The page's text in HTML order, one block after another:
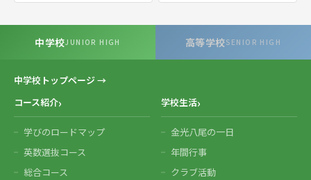
中学校JUNIOR HIGH 高等学校SENIOR HIGH
中学校トップページ →
コース紹介
学びのロードマップ
英数選抜コース
総合コース
学校生活
金光八尾の一日
年間行事
クラブ活動